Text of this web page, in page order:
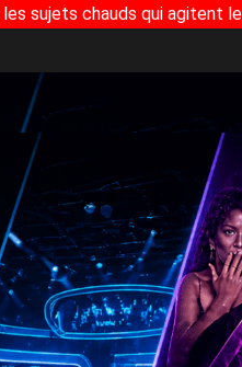
sujets chauds qui agitent